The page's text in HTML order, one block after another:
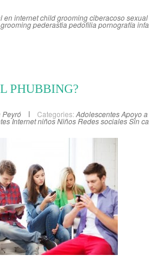
en internetchild groomingciberacoso sexual
groomingpederastia pedofilia pornografía
PHUBBING?
Peyró Categories: AdolescentesApoyo
Internet niñosNiñosRedes socialesSin